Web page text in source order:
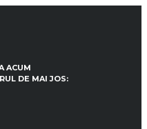
ACUM
DE MAI JOS: